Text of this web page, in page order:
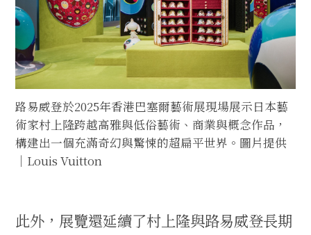
路易威登於2025年香港巴塞爾藝術展現場展示日本藝
術家村上隆跨越高雅與低俗藝術、商業與概念作品，
構建出一個充滿奇幻與驚悚的超扁平世界。圖片提供
｜Louis Vuitton
此外，展覽還延續了村上隆與路易威登長期